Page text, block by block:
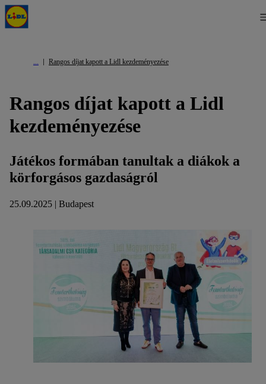
Rangos díjat kapott a Lidl kezdeményezése
Rangos díjat kapott a Lidl
kezdeményezése
Játékos formában tanultak a diákok a
körforgásos gazdaságról
25.09.2025 | Budapest